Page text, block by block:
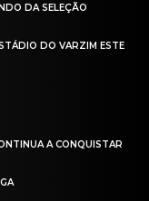
DA SELEÇÃO
DO VARZIM ESTE
A CONQUISTAR